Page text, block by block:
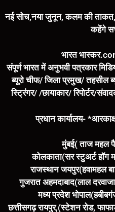
नई सोच,नया जुनून, कलम की
कहेंगे
भारत
संपूर्ण भारत में अनुभवी पत्रकार
ब्यूरो चीफ/ जिला प्रमुख/ तहसील
स्ट्रिंगर/ /छायाकार/ रिपोर्टर/
प्रधान कार्यालय-
मुंबई( ताज महल
कोलकाता(सर स्टुअर्ट हॉग
राजस्थान जयपुर(हवामहल
गुजरात अहमदाबाद(लाल
मध्य प्रदेश
छत्तीसगढ़ रायपुर,(स्टेशन रोड,